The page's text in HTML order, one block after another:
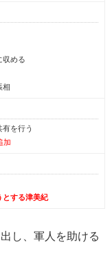
収める
相
を行う
加
とする津美紀
し、軍人を助ける